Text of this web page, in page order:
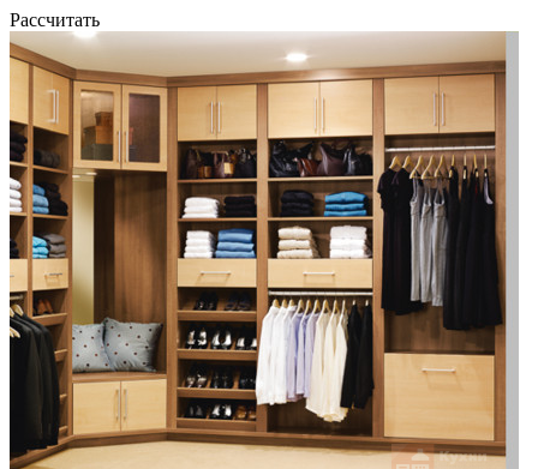
Рассчитать